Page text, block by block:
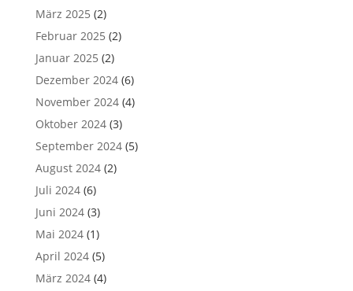
März 2025 (2)
Februar 2025 (2)
Januar 2025 (2)
Dezember 2024(6)
November 2024(4)
Oktober 2024(3)
September 2024(5)
August 2024(2)
Juli 2024(6)
Juni 2024(3)
Mai 2024(1)
April 2024(5)
März 2024(4)